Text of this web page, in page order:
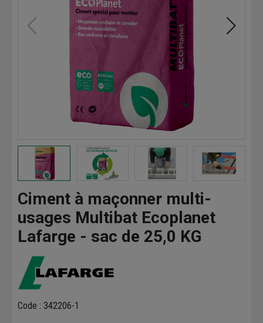
Ciment à maçonner multi-
usages Multibat Ecoplanet
Lafarge - sac de 25,0 KG
Code : 342206-1